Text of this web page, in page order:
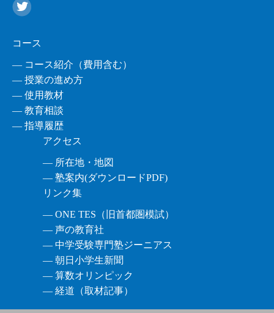
コース
― コース紹介（費用含む）
― 授業の進め方
― 使用教材
― 教育相談
― 指導履歴
アクセス
― 所在地・地図
― 塾案内(ダウンロードPDF)
リンク集
― ONE TES（旧首都圏模試）
― 声の教育社
― 中学受験専門塾ジーニアス
― 朝日小学生新聞
― 算数オリンピック
― 経道（取材記事）